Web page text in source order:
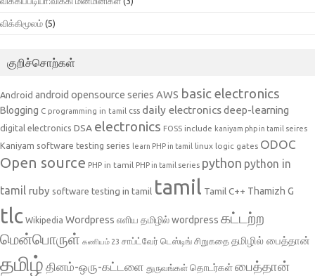
விக்கிமூலம் (5)
குறிச்சொற்கள்
Android android opensource series AWS basic electronics
Blogging C programming in tamil css daily electronicsdeep-learning
digital electronics DSA electronics FOSS include kaniyam php in tamil seires
Kaniyam software testing series learn PHP in tamil linux logic gates ODOC
Open source PHP in tamil PHP in tamil series python python in
tamil ruby software testing in tamil tamil Tamil C++ Thamizh G
tlc Wikipedia Wordpress எளிய தமிழில் wordpress கட்டற்ற
மென்பொருள் கணியம் 23 சாப்ட்வேர் டெஸ்டிங் சிறுகதை தமிழில் பைத்தான்
தமிழ் தினம்-ஒரு-கட்டளை துருவங்கள் தொடர்கள்பைத்தான்